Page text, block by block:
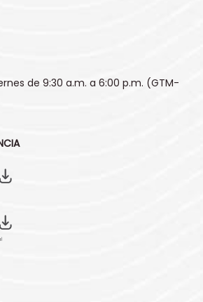
de 9:30 a.m. a 6:00 p.m. (GTM-